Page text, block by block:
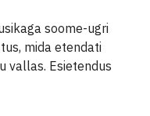
soome-ugri
mida etendati
vallas. Esietendus